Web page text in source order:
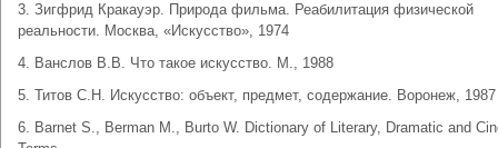
3. Зигфрид Кракауэр. Природа фильма. Реабилитация физической
реальности. Москва, «Искусство», 1974
4. Ванслов В.В. Что такое искусство. М., 1988
5. Титов С.Н. Искусство: объект, предмет, содержание. Воронеж, 1987
6. Barnet S., Berman M., Burto W. Dictionary of Literary, Dramatic and